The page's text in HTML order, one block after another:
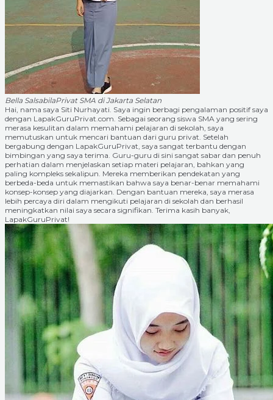
Bella SalsabilaPrivat SMA di Jakarta Selatan
Hai, nama saya Siti Nurhayati. Saya ingin berbagi pengalaman positif saya
dengan LapakGuruPrivat.com. Sebagai seorang siswa SMA yang sering
merasa kesulitan dalam memahami pelajaran di sekolah, saya
memutuskan untuk mencari bantuan dari guru privat. Setelah
bergabung dengan LapakGuruPrivat, saya sangat terbantu dengan
bimbingan yang saya terima. Guru-guru di sini sangat sabar dan penuh
perhatian dalam menjelaskan setiap materi pelajaran, bahkan yang
paling kompleks sekalipun. Mereka memberikan pendekatan yang
berbeda-beda untuk memastikan bahwa saya benar-benar memahami
konsep-konsep yang diajarkan. Dengan bantuan mereka, saya merasa
lebih percaya diri dalam mengikuti pelajaran di sekolah dan berhasil
meningkatkan nilai saya secara signifikan. Terima kasih banyak,
LapakGuruPrivat!